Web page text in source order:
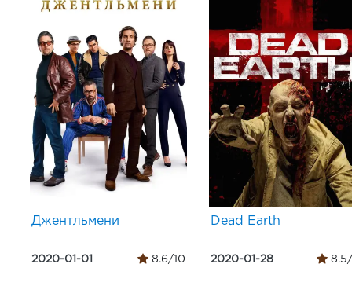
Джентльмени
2020-01-01 8.6/10
Dead Earth
2020-01-28 8.5/